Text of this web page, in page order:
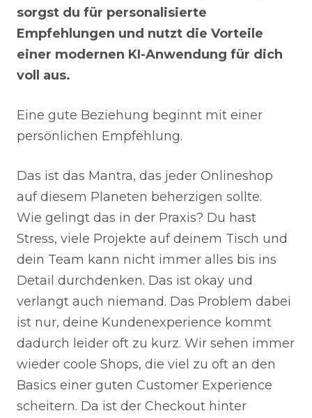
sorgst du für personalisierte
Empfehlungen und nutzt die Vorteile
einer modernen KI-Anwendung für dich
voll aus.
Eine gute Beziehung beginnt mit einer
persönlichen Empfehlung.
Das ist das Mantra, das jeder Onlineshop
auf diesem Planeten beherzigen sollte.
Wie gelingt das in der Praxis? Du hast
Stress, viele Projekte auf deinem Tisch und
dein Team kann nicht immer alles bis ins
Detail durchdenken. Das ist okay und
verlangt auch niemand. Das Problem dabei
ist nur, deine Kundenexperience kommt
dadurch leider oft zu kurz. Wir sehen immer
wieder coole Shops, die viel zu oft an den
Basics einer guten Customer Experience
scheitern. Da ist der Checkout hinter